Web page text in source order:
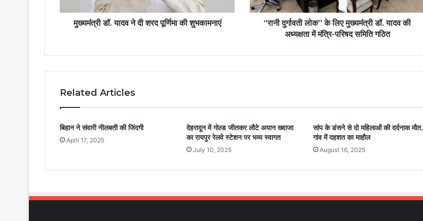
मुख्यमंत्री डॉ. यादव ने दी शरद पूर्णिमा की शुभकामनाएं
“रानी दुर्गावती लोक” के लिए मुख्यमंत्री डॉ. यादव की
अध्यक्षता में मंत्रि-परिषद समिति गठित
Related Articles
बिहान ने संवारी नीलबती की जिंदगी
April 17, 2025
देहरादून में गोल्ड जीतकर लौटे अयान ख्वाजा
का रायपुर रेलवे स्टेशन पर भव्य स्वागत
July 10, 2025
सांप के डंसने से दो महिलाओं की दर्दनाक मौत,
गांव में दहशत का माहौल
August 16, 2025